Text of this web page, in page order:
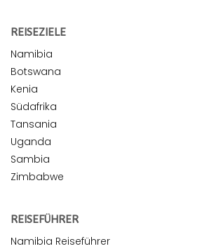
REISEZIELE
Namibia
Botswana
Kenia
Südafrika
Tansania
Uganda
Sambia
Zimbabwe
REISEFÜHRER
Namibia Reiseführer